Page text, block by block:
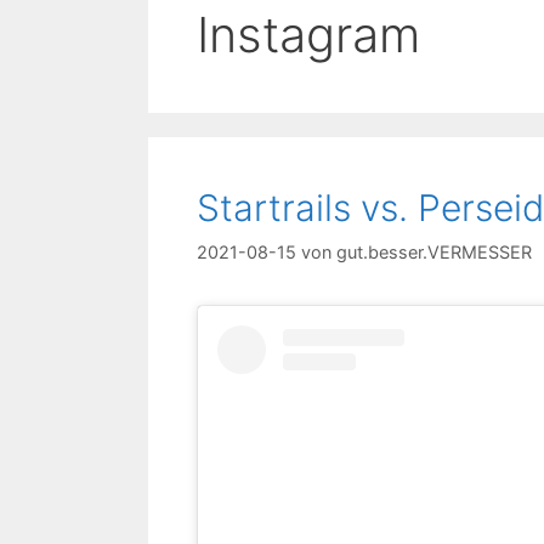
Instagram
Startrails vs.
2021-08-15 von gut.besser.VERMESSER